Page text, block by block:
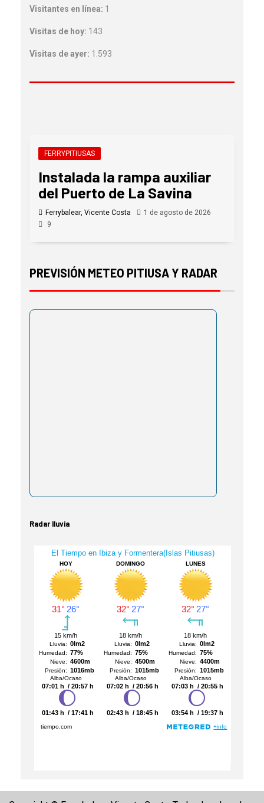
Visitantes en línea: 1
Visitas de hoy: 143
Visitas de ayer: 1.593
FERRYPITIUSAS
Instalada la rampa auxiliar
del Puerto de La Savina
Ferrybalear, Vicente Costa
1 de agosto de 2026
9
PREVISIÓN METEO PITIUSA Y RADAR
Radar lluvia